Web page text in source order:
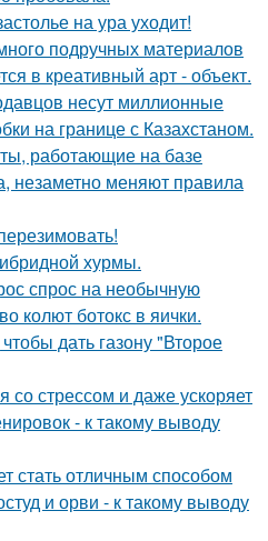
на ура уходит!
подручных материалов
в креативный арт - объект.
несут миллионные
на границе с Казахстаном.
работающие на базе
незаметно меняют правила
хурмы.
спрос на необычную
колют ботокс в яички.
дать газону "Второе
со стрессом и даже ускоряет
- к такому выводу
стать отличным способом
и орви - к такому выводу